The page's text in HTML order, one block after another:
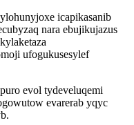
icapikasanib
nara ebujikujazus
ufogukusesylef
evol tydeveluqemi
evarerab yqyc